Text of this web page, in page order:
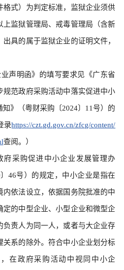
格式）为判定标准，监狱企业须供
上监狱管理局、戒毒管理局（含新
具的属于监狱企业的证明文件，
业声明函》的填写要求见《广东省
规范政府采购活动中落实促进中小
》（粤财采购〔2024〕11号）的
录https://czt.gd.gov.cn/zfcg/content/
查阅。）
府采购促进中小企业发展管理办
46号）的规定，中小企业是指在
内依法设立，依据国务院批准的中
定的中型企业、小型企业和微型企
负责人为同一人，或者与大企业存
关系的除外。符合中小企业划分标
在政府采购活动中视同中小企